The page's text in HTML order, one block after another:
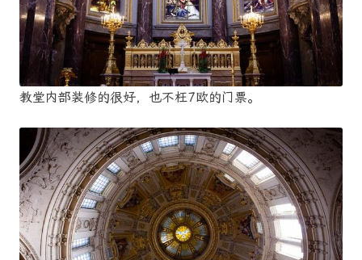
教堂内部装修的很好，也不枉7欧的门票。